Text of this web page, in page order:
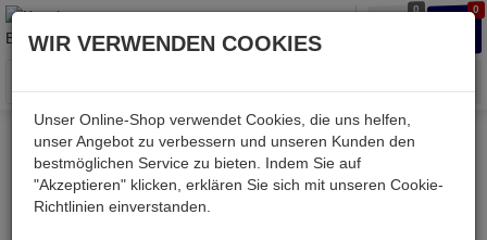
0 0
Menü
Weiter einkaufen Kessler electronic
mechanisch
ST 2,5A
WIR VERWENDEN COOKIES
Unser Online-Shop verwendet Cookies, die uns helfen,
unser Angebot zu verbessern und unseren Kunden den
bestmöglichen Service zu bieten. Indem Sie auf
"Akzeptieren" klicken, erklären Sie sich mit unseren Cookie-
Richtlinien einverstanden.